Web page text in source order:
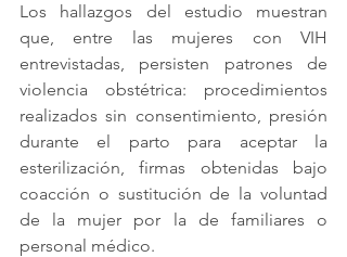
Los hallazgos del estudio muestran
que, entre las mujeres con VIH
entrevistadas, persisten patrones de
violencia obstétrica: procedimientos
realizados sin consentimiento, presión
durante el parto para aceptar la
esterilización, firmas obtenidas bajo
coacción o sustitución de la voluntad
de la mujer por la de familiares o
personal médico.